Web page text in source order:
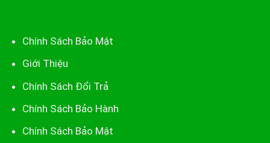
Chính Sách Bảo Mật
Giới Thiệu
Chính Sách Đổi Trả
Chính Sách Bảo Hành
Chính Sách Bảo Mật